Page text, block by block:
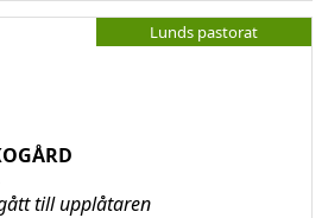
Lunds pastorat
till upplåtaren